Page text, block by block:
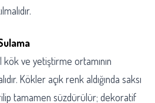
ve yetiştirme ortamının
Kökler açık renk aldığında saksı
tamamen süzdürülür; dekoratif